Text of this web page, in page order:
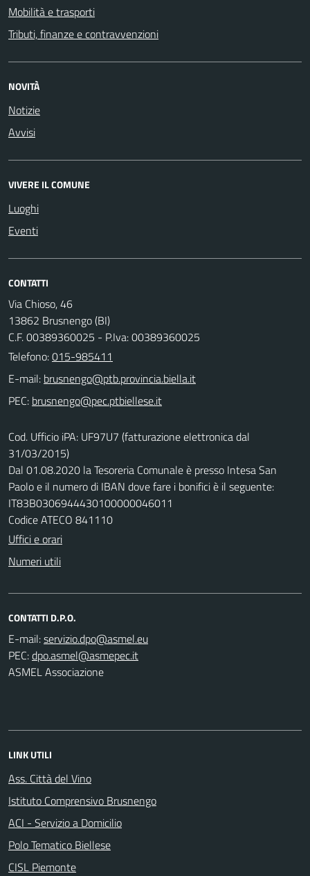
Mobilità e trasporti
Tributi, finanze e contravvenzioni
NOVITÀ
Notizie
Avvisi
VIVERE IL COMUNE
Luoghi
Eventi
CONTATTI
Via Chioso, 46
13862 Brusnengo (BI)
C.F. 00389360025 - P.Iva: 00389360025
Telefono:015-985411
E-mail:
PEC:
Cod. Ufficio iPA: UF97U7 (fatturazione elettronica dal
31/03/2015)
Dal 01.08.2020 la Tesoreria Comunale è presso Intesa San
Paolo e il numero di IBAN dove fare i bonifici è il seguente:
IT83B0306944430100000046011
Codice ATECO 841110
Uffici e orari
Numeri utili
CONTATTI D.P.O.
E-mail:
PEC:
ASMEL Associazione
LINK UTILI
Ass. Città del Vino
Istituto Comprensivo Brusnengo
ACI - Servizio a Domicilio
Polo Tematico Biellese
CISL Piemonte